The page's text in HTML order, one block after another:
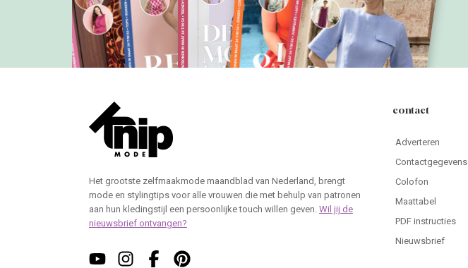
Het grootste zelfmaakmode maandblad van Nederland, brengt
mode en stylingtips voor alle vrouwen die met behulp van patronen
aan hun kledingstijl een persoonlijke touch willen geven. Wil jij de
nieuwsbrief ontvangen?
contact
Adverteren
Contactgegevens
Colofon
Maattabel
PDF instructies
Nieuwsbrief